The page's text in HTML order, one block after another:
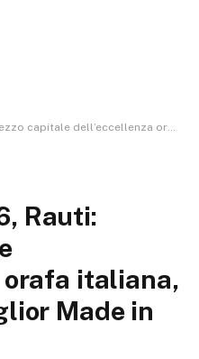
orafa italiana, simbolo del miglior Made in Italy”
Rauti:
orafa italiana,
Made in